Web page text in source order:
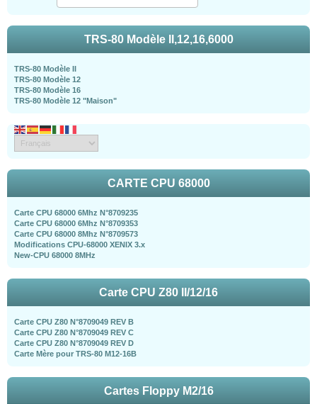
TRS-80 Modèle II,12,16,6000
TRS-80 Modèle II
TRS-80 Modèle 12
TRS-80 Modèle 16
TRS-80 Modèle 12 "Maison"
CARTE CPU 68000
Carte CPU 68000 6Mhz N°8709235
Carte CPU 68000 6Mhz N°8709353
Carte CPU 68000 8Mhz N°8709573
Modifications CPU-68000 XENIX 3.x
New-CPU 68000 8MHz
Carte CPU Z80 II/12/16
Carte CPU Z80 N°8709049 REV B
Carte CPU Z80 N°8709049 REV C
Carte CPU Z80 N°8709049 REV D
Carte Mère pour TRS-80 M12-16B
Cartes Floppy M2/16